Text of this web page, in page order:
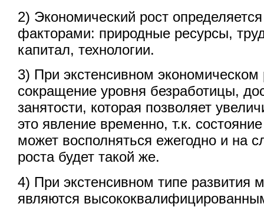
2) Экономический рост
факторами: природные ресурсы,
капитал, технологии.
3) При экстенсивном экономическом
сокращение уровня безработицы,
занятости, которая позволяет
это явление временно, т.к.
может восполняться ежегодно и на
роста будет такой же.
4) При экстенсивном типе развития
являются